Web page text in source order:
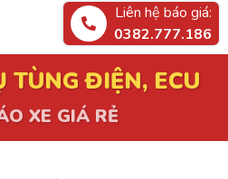
Liên hệ báo giá:
0382.777.186
TÙNG ĐIỆN, ECU
XE GIÁ RẺ